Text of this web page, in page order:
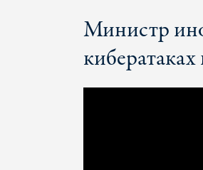
Министр
кибератаках